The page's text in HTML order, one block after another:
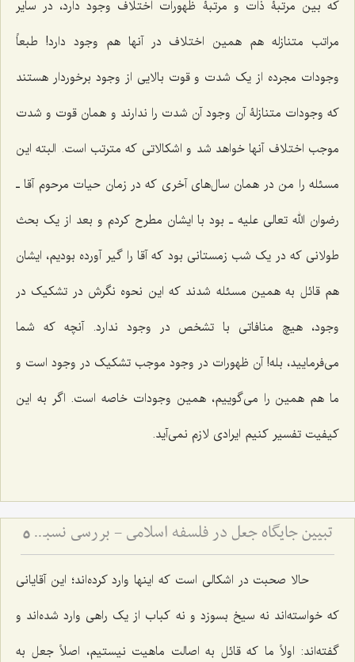
که بین مرتبۀ ذات و مرتبۀ ظهورات اختلاف وجود دارد، در سایر
مراتب متنازله هم همین اختلاف در آنها هم وجود دارد! طبعاً
وجودات مجرده از یک شدت و قوت بالایی از وجود برخوردار هستند
که وجودات متنازلۀ آن وجود آن شدت را ندارند و همان قوت و شدت
موجب اختلاف آنها خواهد شد و اشکالاتی که مترتب است. البته این
مسئله را من در همان سال‌های آخری که در زمان حیات مرحوم آقا ـ
رضوان الله تعالی علیه ـ بود با ایشان مطرح کردم و بعد از یک بحث
طولانی که در یک شب زمستانی بود که آقا را گیر آورده بودیم، ایشان
هم قائل به همین مسئله شدند که این نحوه نگرش در تشکیک در
وجود، هیچ منافاتی با تشخص در وجود ندارد. آنچه که شما
می‌فرمایید، بله! آن ظهورات در وجود موجب تشکیک در وجود است و
ما هم همین را می‌گوییم، همین وجودات خاصه است. اگر به این
کیفیت تفسیر کنیم ایرادی لازم نمی‌آید.
تبیین جایگاه جعل در فلسفه اسلامی - بررسی نسبت میان اراده الهی و ماهیت اشیاء 5
حالا صحبت در اشکالی است که اینها وارد کرده‌اند؛ این آقایانی
که خواسته‌اند نه سیخ بسوزد و نه کباب از یک راهی وارد شده‌اند و
گفته‌اند: اولاً ما که قائل به اصالت ماهیت نیستیم، اصلاً جعل به